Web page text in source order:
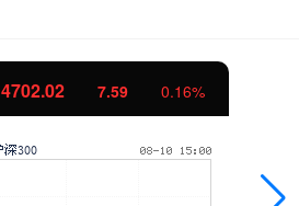
4702.02 7.59 0.16%